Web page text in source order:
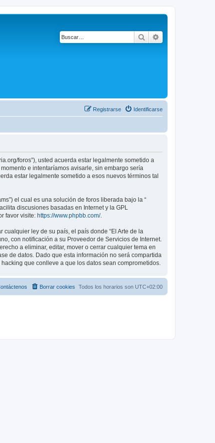
Buscar
Identificarse
Registrarse
foros”), usted acuerda estar legalmente sometido a
e intentaríamos avisarle, sin embargo sería
estar legalmente sometido a esos nuevos términos tal
el cual es una solución de foros liberada bajo la “
discusiones basadas en Internet y la GPL
favor visite: https://www.phpbb.com/.
ley de su país, el país donde “El Arte de la
con notificación a su Proveedor de Servicios de Internet.
a eliminar, editar, mover o cerrar cualquier tema en
de datos. Dado que esta información no será compartida
que conlleve a que los datos sean comprometidos.
Todos los horarios son UTC+02:00
Borrar cookies